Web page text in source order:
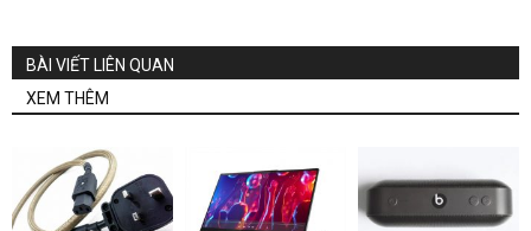
BÀI VIẾT LIÊN QUAN
XEM THÊM